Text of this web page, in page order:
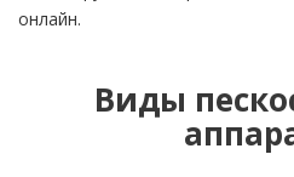
онлайн.
Виды